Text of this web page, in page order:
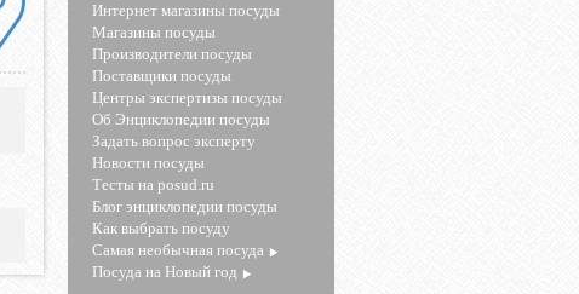
Интернет магазины посуды
Магазины посуды
Производители посуды
Поставщики посуды
Центры экспертизы посуды
Об Энциклопедии посуды
Задать вопрос эксперту
Новости посуды
Тесты на posud.ru
Блог энциклопедии посуды
Как выбрать посуду
Самая необычная посуда
Посуда на Новый год